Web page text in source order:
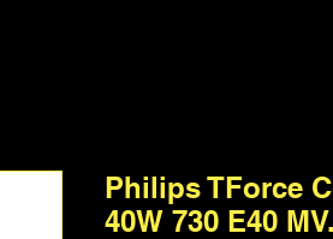
Philips TForce
40W 730 E40 MV.